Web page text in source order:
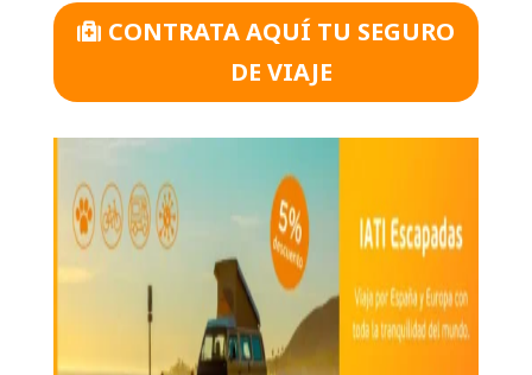
CONTRATA AQUÍ TU SEGURO
DE VIAJE